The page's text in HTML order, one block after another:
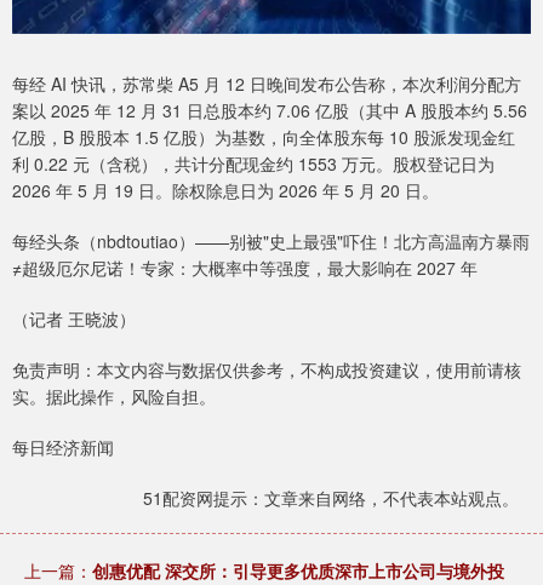
每经 AI 快讯，苏常柴 A5 月 12 日晚间发布公告称，本次利润分配方
案以 2025 年 12 月 31 日总股本约 7.06 亿股（其中 A 股股本约 5.56
亿股，B 股股本 1.5 亿股）为基数，向全体股东每 10 股派发现金红
利 0.22 元（含税），共计分配现金约 1553 万元。股权登记日为
2026 年 5 月 19 日。除权除息日为 2026 年 5 月 20 日。
每经头条（nbdtoutiao）——别被"史上最强"吓住！北方高温南方暴雨
≠超级厄尔尼诺！专家：大概率中等强度，最大影响在 2027 年
（记者 王晓波）
免责声明：本文内容与数据仅供参考，不构成投资建议，使用前请核
实。据此操作，风险自担。
每日经济新闻
51配资网提示：文章来自网络，不代表本站观点。
上一篇： 创惠优配 深交所：引导更多优质深市上市公司与境外投